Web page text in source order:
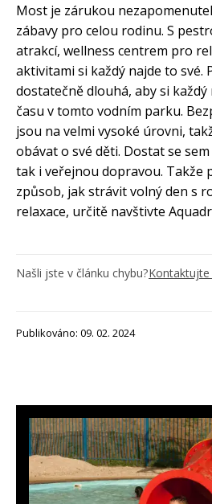
Most je zárukou
zábavy pro celou rodinu. S
atrakcí, wellness centrem pro
aktivitami si každý najde to své.
dostatečně dlouhá, aby si
času v tomto vodním parku.
jsou na velmi vysoké úrovni,
obávat o své děti. Dostat se
tak i veřejnou dopravou. Takže
způsob, jak strávit volný den s
relaxace, určitě navštivte
Našli jste v článku chybu?Kontaktujte
Publikováno: 09. 02. 2024